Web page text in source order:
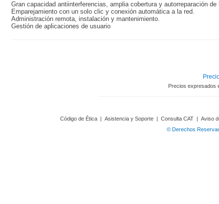
Gran capacidad antiinterferencias, amplia cobertura y autorreparación de
Emparejamiento con un solo clic y conexión automática a la red.
Administración remota, instalación y mantenimiento.
Gestión de aplicaciones de usuario
Precios expresados
Código de Ética | Asistencia y Soporte | Consulta CAT | Aviso
© Derechos